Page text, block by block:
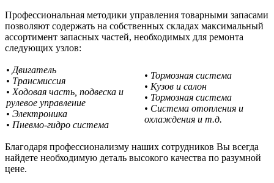
Профессиональная методики управления товарными запасами
позволяют содержать на собственных складах максимальный
ассортимент запасных частей, необходимых для ремонта
следующих узлов:
• Двигатель
• Трансмиссия
• Ходовая часть, подвеска и
рулевое управление
• Электроника
• Пневмо-гидро система
• Тормозная система
• Кузов и салон
• Тормозная система
• Система отопления и
охлаждения и т.д.
Благодаря профессионализму наших сотрудников Вы всегда
найдете необходимую деталь высокого качества по разумной
цене.